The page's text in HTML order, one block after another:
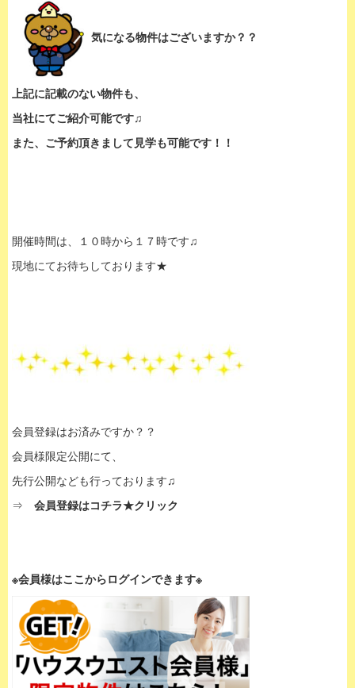
気になる物件はございますか？？
上記に記載のない物件も、
当社にてご紹介可能です♫
また、ご予約頂きまして見学も可能です！！
開催時間は、１０時から１７時です♫
現地にてお待ちしております★
会員登録はお済みですか？？
会員様限定公開にて、
先行公開なども行っております♫
⇒ 会員登録はコチラ★クリック
※会員様はここからログインできます※